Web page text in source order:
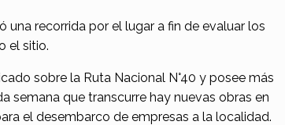
una recorrida por el lugar a fin de evaluar los
el sitio.
sobre la Ruta Nacional N°40 y posee más
semana que transcurre hay nuevas obras en
el desembarco de empresas a la localidad.